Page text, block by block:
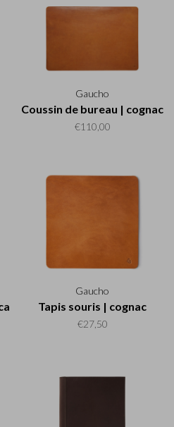
Gaucho
Coussin de bureau | cognac
€110,00
Gaucho
Tapis souris | cognac
€27,50